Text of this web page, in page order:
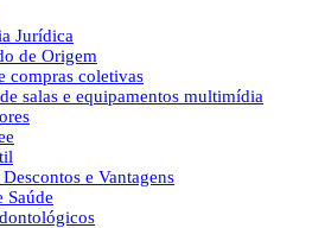
Jurídica
de Origem
compras coletivas
salas e equipamentos multimídia
e Vantagens
Saúde